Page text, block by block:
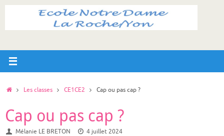
Passer
AccueilLes classes CE1CE2 Cap ou pas cap ?
Cap ou pas cap ?
Mélanie LE BRETON 4 juillet 2024